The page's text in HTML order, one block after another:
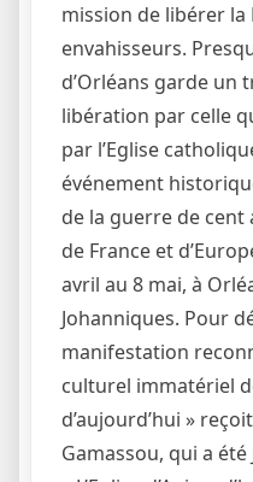
mission de libérer la
envahisseurs.
d’Orléans garde un
libération par celle
par l’Eglise
événement
de la guerre de cent
de France et
avril au 8 mai, à
Johanniques. Pour
manifestation
culturel immatériel
d’aujourd’hui »
Gamassou, qui a été